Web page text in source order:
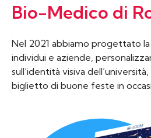
Bio-Medico di
Nel 2021 abbiamo progettato
individui e aziende,
sull’identità visiva
biglietto di buone feste in